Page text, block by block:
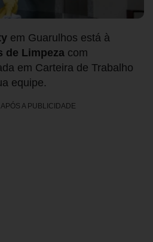
em Guarulhos está à
de Limpeza com
em Carteira de Trabalho
equipe.
A PUBLICIDADE